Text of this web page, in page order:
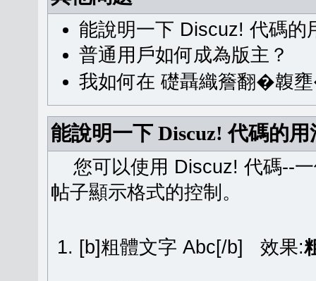
能說明一下 Discuz! 代碼的
普通用戶如何成為版主？
我如何在 礎聶織簷翻�䪖
能說明一下 Discuz! 代碼的用
您可以使用 Discuz! 代碼--一
帖子顯示格式的控制。
[b]粗體文字 Abc[/b] 效果: